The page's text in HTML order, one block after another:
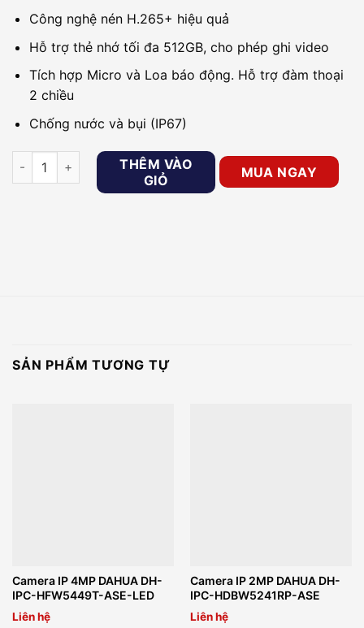
Công nghệ nén H.265+ hiệu quả
Hỗ trợ thẻ nhớ tối đa 512GB, cho phép ghi video
Tích hợp Micro và Loa báo động. Hỗ trợ đàm thoại
2 chiều
Chống nước và bụi (IP67)
Camera IP 2MP thân trụ HIKVISION DS-2CD1023G2-LIUF/SL
THÊM VÀO
GIỎ
MUA NGAY
SẢN PHẨM TƯƠNG TỰ
Camera IP 4MP DAHUA DH-
IPC-HFW5449T-ASE-LED
Liên hệ
Camera IP 2MP DAHUA DH-
IPC-HDBW5241RP-ASE
Liên hệ